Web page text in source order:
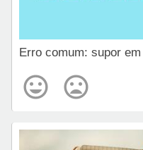
Erro comum: supor